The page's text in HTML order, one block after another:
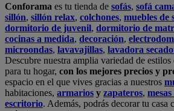
Conforama es tu tienda de sofás, sofá
sillón, sillón relax, colchones, muebles de
dormitorio de juvenil, dormitorio de
cocinas a medida, decoración,
microondas, lavavajillas, lavadora
Descubre nuestra amplia variedad de
para tu hogar, con los mejores precios y
espacio en el que vives gracias a nuestros
habitaciones, armarios y zapateros,
escritorio. Además, podrás decorar tu casa